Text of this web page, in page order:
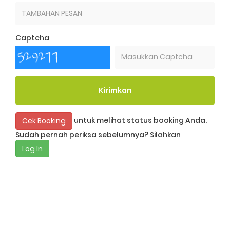
Captcha
Kirimkan
Cek Booking
untuk melihat status booking Anda.
Sudah pernah periksa sebelumnya? Silahkan
Log In